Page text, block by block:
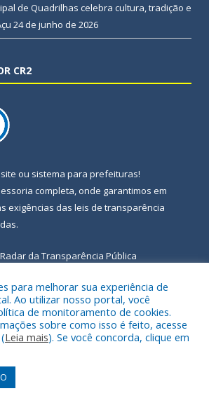
de Quadrilhas celebra cultura, tradição e
24 de junho de 2026
CR2
ou sistema para prefeituras!
completa, onde garantimos em
exigências das leis de transparência
Radar da Transparência Pública
a Prefeitura Municipal de Igarapé-
Açu.
para melhorar sua experiência de
Ao utilizar nosso portal, você
de monitoramento de cookies.
sobre como isso é feito, acesse
Leia mais). Se você concorda, clique em